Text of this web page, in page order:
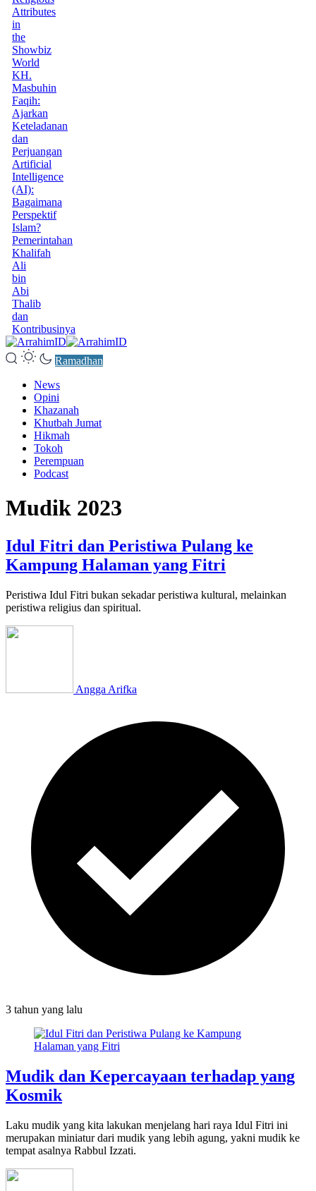
Attributes
in
the
Showbiz
World
KH.
Masbuhin
Faqih:
Ajarkan
Keteladanan
dan
Perjuangan
Artificial
Intelligence
(AI):
Bagaimana
Perspektif
Islam?
Pemerintahan
Khalifah
Ali
bin
Abi
Thalib
dan
Kontribusinya
Ramadhan
News
Opini
Khazanah
Khutbah Jumat
Hikmah
Tokoh
Perempuan
Podcast
Mudik 2023
Idul Fitri dan Peristiwa Pulang ke
Kampung Halaman yang Fitri
Peristiwa Idul Fitri bukan sekadar peristiwa kultural, melainkan
peristiwa religius dan spiritual.
Angga Arifka
3 tahun yang lalu
Mudik dan Kepercayaan terhadap yang
Kosmik
Laku mudik yang kita lakukan menjelang hari raya Idul Fitri ini
merupakan miniatur dari mudik yang lebih agung, yakni mudik ke
tempat asalnya Rabbul Izzati.